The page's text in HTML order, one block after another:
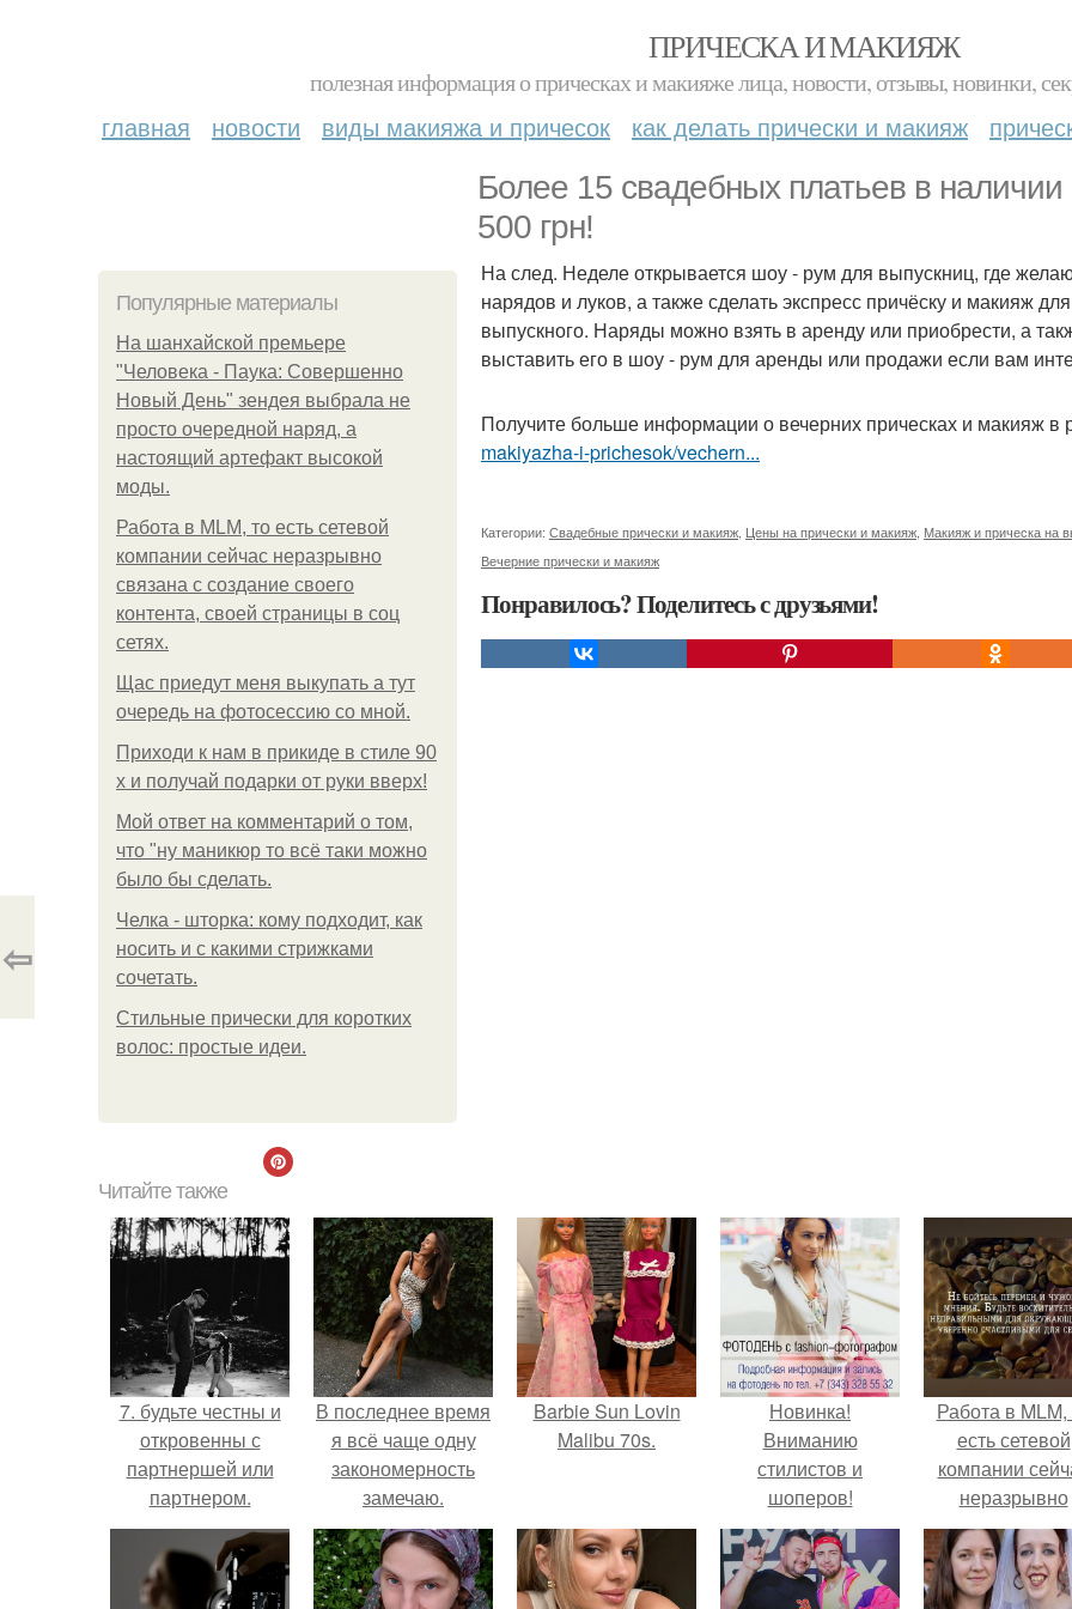
ПРИЧЕСКА И МАКИЯЖ
полезная информация о прическах и макияже лица, новости, отзывы, новинки,
главная новости виды макияжа и причесок как делать прически и макияж
Более 15 свадебных платьев в
500 грн!
Популярные материалы
На шанхайской премьере
"Человека - Паука: Совершенно
Новый День" зендея выбрала не
просто очередной наряд, а
настоящий артефакт высокой
моды.
Работа в MLM, то есть сетевой
компании сейчас неразрывно
связана с создание своего
контента, своей страницы в соц
сетях.
Щас приедут меня выкупать а тут
очередь на фотосессию со мной.
Приходи к нам в прикиде в стиле 90
х и получай подарки от руки вверх!
Мой ответ на комментарий о том,
что "ну маникюр то всё таки можно
было бы сделать.
Челка - шторка: кому подходит, как
носить и с какими стрижками
сочетать.
Стильные прически для коротких
волос: простые идеи.
На след. Неделе открывается шоу - рум для выпускниц, где
нарядов и луков, а также сделать экспресс причёску и макияж
выпускного. Наряды можно взять в аренду или приобрести, а
выставить его в шоу - рум для аренды или продажи если вам
Получите больше информации о вечерних прическах и макияж в
makiyazha-i-prichesok/vechern...
Категории: Свадебные прически и макияж Цены на прически и макияж Макияж и прическа на
Вечерние прически и макияж
Понравилось? Поделитесь с друзьями!
⇦
Читайте также
7. будьте честны и
откровенны с
партнершей или
партнером.
В последнее время
я всё чаще одну
закономерность
замечаю.
Barbie Sun Lovin
Malibu 70s.
Новинка!
Вниманию
стилистов и
шоперов!
Работа в MLM,
есть сетевой
компании
неразрывно
связана с
своего
своей